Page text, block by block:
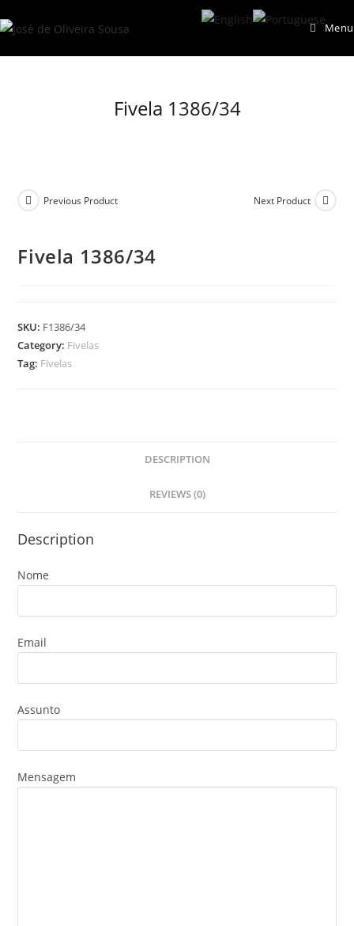
to
Menu
Fivela 1386/34
Previous Product Next Product
Fivela 1386/34
SKU: F1386/34
Category: Fivelas
Tag: Fivelas
DESCRIPTION
REVIEWS (0)
Description
Nome
Email
Assunto
Mensagem